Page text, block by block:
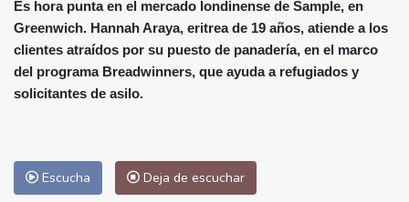
Alicante
30 °C Córdoba
38 °C
Málaga
32 °C Murcia
32 °C
Las Palmas de Gran Canaria
28 °C
Ibiza
31 °C Buenos Aires
13 °C
Panama City
31 °C
Es hora punta en el mercado londinense de Sample, en
Greenwich. Hannah Araya, eritrea de 19 años, atiende a los
clientes atraídos por su puesto de panadería, en el marco
del programa Breadwinners, que ayuda a refugiados y
solicitantes de asilo.
Escucha Deja de escuchar